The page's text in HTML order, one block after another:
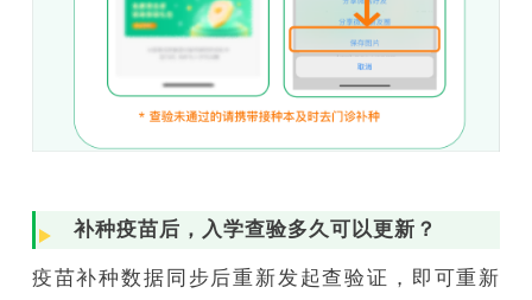
补种疫苗后，入学查验多久可以更新？
疫苗补种数据同步后重新发起查验证，即可重新